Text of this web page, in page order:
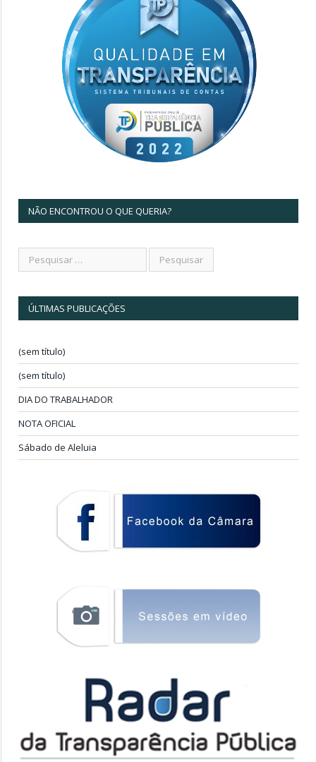
NÃO ENCONTROU O QUE QUERIA?
ÚLTIMAS PUBLICAÇÕES
(sem título)
(sem título)
DIA DO TRABALHADOR
NOTA OFICIAL
Sábado de Aleluia